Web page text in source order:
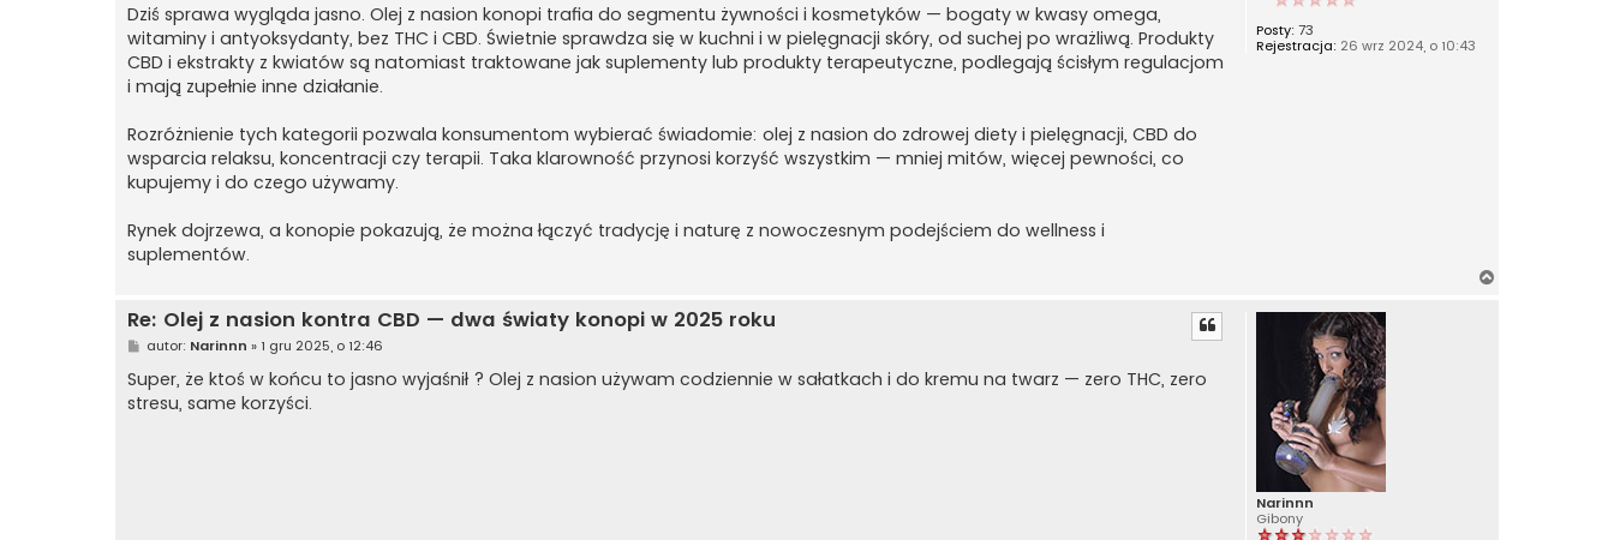
Posty: 73
Rejestracja: 26 wrz 2024, o 10:43
Dziś sprawa wygląda jasno. Olej z nasion konopi trafia do segmentu żywności i kosmetyków — bogaty w kwasy omega,
witaminy i antyoksydanty, bez THC i CBD. Świetnie sprawdza się w kuchni i w pielęgnacji skóry, od suchej po wrażliwą. Produkty
CBD i ekstrakty z kwiatów są natomiast traktowane jak suplementy lub produkty terapeutyczne, podlegają ścisłym regulacjom
i mają zupełnie inne działanie.
Rozróżnienie tych kategorii pozwala konsumentom wybierać świadomie: olej z nasion do zdrowej diety i pielęgnacji, CBD do
wsparcia relaksu, koncentracji czy terapii. Taka klarowność przynosi korzyść wszystkim — mniej mitów, więcej pewności, co
kupujemy i do czego używamy.
Rynek dojrzewa, a konopie pokazują, że można łączyć tradycję i naturę z nowoczesnym podejściem do wellness i
suplementów.
Narinnn
Gibony
Re: Olej z nasion kontra CBD — dwa światy konopi w 2025 roku
P
s
t
autor: Narinnn » 1 gru 2025, o 12:46
Super, że ktoś w końcu to jasno wyjaśnił ? Olej z nasion używam codziennie w sałatkach i do kremu na twarz — zero THC, zero
stresu, same korzyści.